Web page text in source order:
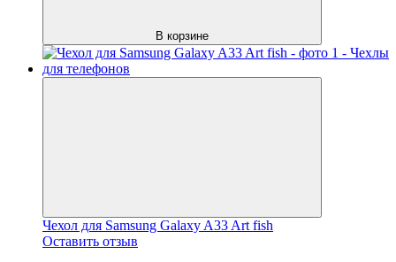
В корзине
Чехол для Samsung Galaxy A33 Art fish
Оставить отзыв